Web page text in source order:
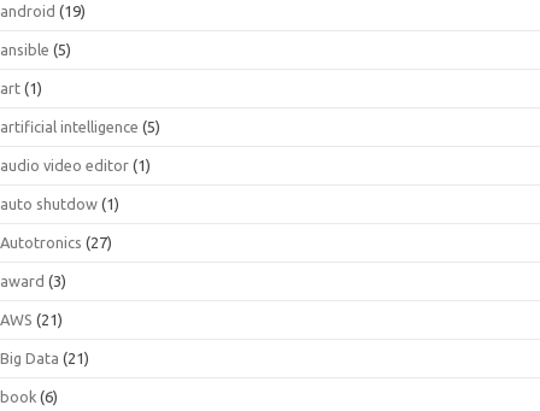
android (19)
ansible (5)
art (1)
artificial intelligence (5)
audio video editor (1)
auto shutdow (1)
Autotronics (27)
award (3)
AWS (21)
Big Data (21)
book (6)